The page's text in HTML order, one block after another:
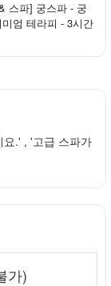
스파] 궁스파 - 궁
엄 테라피 - 3시간
.' , '고급 스파가
불 불가)